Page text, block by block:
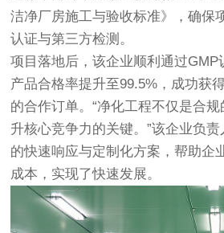
洁净厂房施工与验收标准》，确保
认证与第三方检测。
项目落地后，该企业顺利通过GMP
产品合格率提升至99.5%，成功获
的合作订单。“净化工程不仅是合
升核心竞争力的关键。”该企业负
的快速响应与定制化方案，帮助企
成本，实现了快速发展。